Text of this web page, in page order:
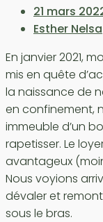
21 mars
Esther Nelsa
En janvier 2021,
mis en quête
la naissance de
en confinement,
immeuble d’un
rapetisser. Le
avantageux
Nous voyions
dévaler et
sous le bras.